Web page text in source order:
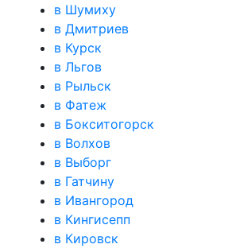
в Шумиху
в Дмитриев
в Курск
в Льгов
в Рыльск
в Фатеж
в Бокситогорск
в Волхов
в Выборг
в Гатчину
в Ивангород
в Кингисепп
в Кировск